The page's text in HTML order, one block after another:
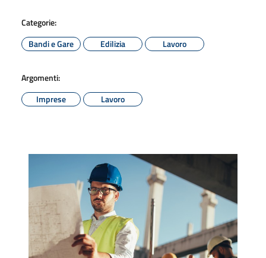
Categorie:
Bandi e Gare
Edilizia Lavoro
Argomenti:
Imprese
Lavoro